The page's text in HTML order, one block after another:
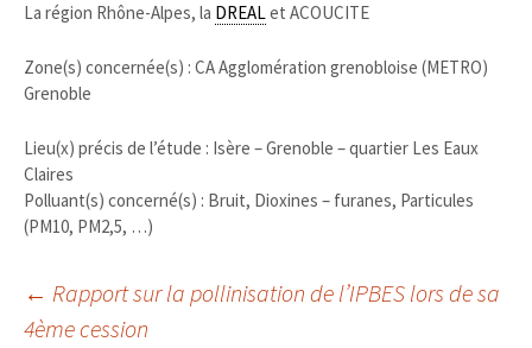
La région Rhône-Alpes, la DREALet ACOUCITE
Zone(s) concernée(s) : CA Agglomération grenobloise (METRO)
Grenoble
Lieu(x) précis de l’étude : Isère – Grenoble – quartier Les Eaux
Claires
Polluant(s) concerné(s) : Bruit, Dioxines – furanes, Particules
(PM10, PM2,5, …)
Navigation
← Rapport sur la pollinisation de l’IPBES lors de sa
4ème cession